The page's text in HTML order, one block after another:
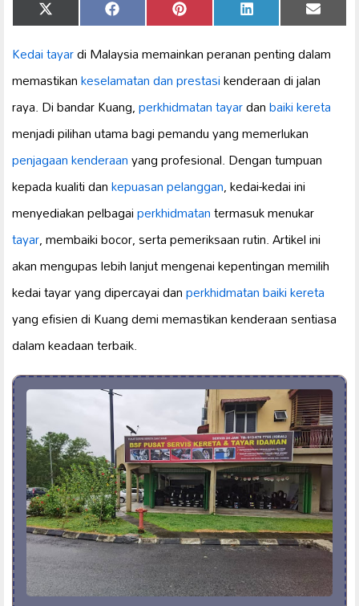
Share
on
X
(Twitter)
Share
on
Facebook Share
on
Pinterest Share
on
LinkedIn Share
on
Email
Kedai tayardi Malaysia memainkan peranan penting dalam
memastikankeselamatan dan prestasikenderaan di jalan
raya. Di bandar Kuang,perkhidmatan tayardanbaiki kereta
menjadi pilihan utama bagi pemandu yang memerlukan
penjagaan kenderaanyang profesional. Dengan tumpuan
kepada kualiti dankepuasan pelanggan, kedai-kedai ini
menyediakan pelbagaiperkhidmatantermasuk menukar
tayar, membaiki bocor, serta pemeriksaan rutin. Artikel ini
akan mengupas lebih lanjut mengenai kepentingan memilih
kedai tayar yang dipercayai danperkhidmatan baiki kereta
yang efisien di Kuang demi memastikan kenderaan sentiasa
dalam keadaan terbaik.